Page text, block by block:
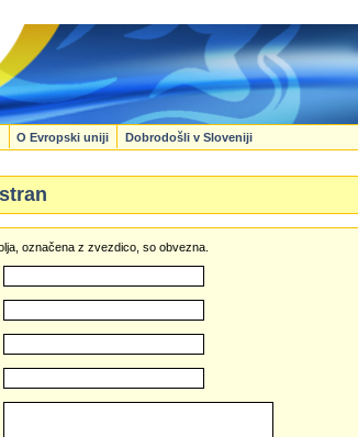
O Evropski uniji Dobrodošli v Sloveniji
označena z zvezdico, so obvezna.